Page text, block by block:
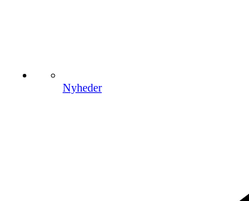
Nyheder